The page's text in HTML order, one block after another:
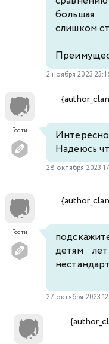
большая
слишком
2 ноября 2023
Гости
Надеюсь
28 октября 2023
Гости
детям
27 октября 2023